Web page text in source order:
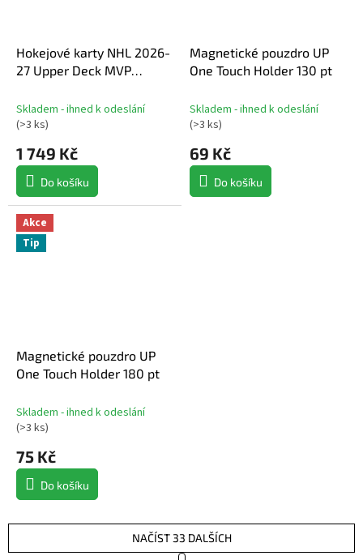
Hokejové karty NHL 2026-
27 Upper Deck MVP
Skladem - ihned k odeslání
(>3 ks)
1 749 Kč
Do košíku
Magnetické pouzdro UP
One Touch Holder 130 pt
Skladem - ihned k odeslání
(>3 ks)
69 Kč
Do košíku
Akce
Tip
Magnetické pouzdro UP
One Touch Holder 180 pt
Skladem - ihned k odeslání
(>3 ks)
75 Kč
Do košíku
NAČÍST 33 DALŠÍCH